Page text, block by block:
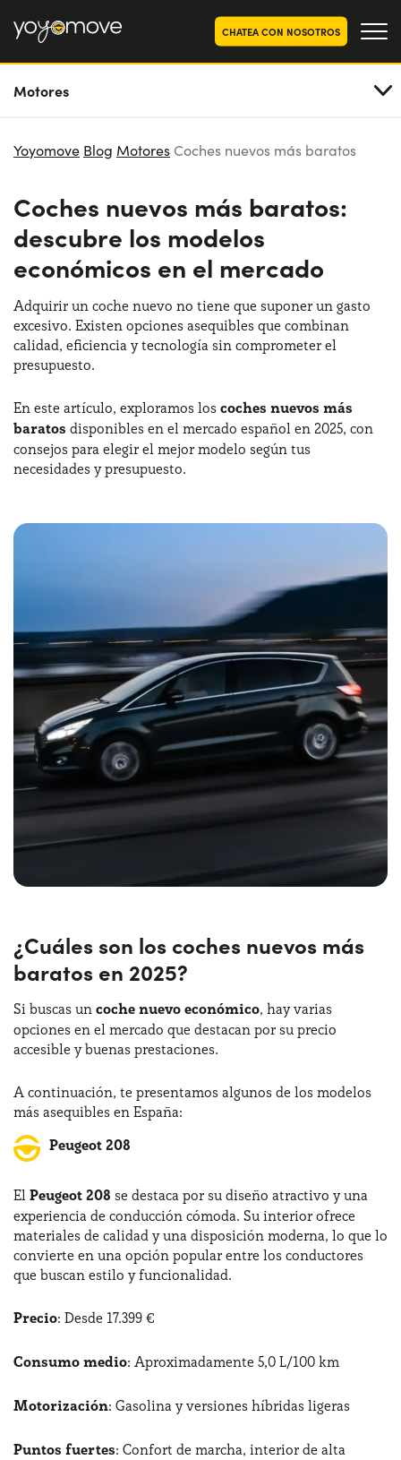
CHATEA CON NOSOTROS
OFERTAS RENTING
SEGUNDA MANO
RENTING COCHES POR MESES
YoyoNow
QUIENES SOMOS
Nuestra historia
Trabaja con nosotros
CÓMO FUNCIONA
POR QUÉ CONVIENE
¿Necesitas ayuda? +34672028071
Motores
Yoyomove Blog MotoresCoches nuevos más baratos
Coches nuevos más baratos:
descubre los modelos
económicos en el mercado
Adquirir un coche nuevo no tiene que suponer un gasto
excesivo. Existen opciones asequibles que combinan
calidad, eficiencia y tecnología sin comprometer el
presupuesto.
En este artículo, exploramos los coches nuevos más
baratos disponibles en el mercado español en 2025, con
consejos para elegir el mejor modelo según tus
necesidades y presupuesto.
¿Cuáles son los coches nuevos más
baratos en 2025?
Si buscas un coche nuevo económico, hay varias
opciones en el mercado que destacan por su precio
accesible y buenas prestaciones.
A continuación, te presentamos algunos de los modelos
más asequibles en España:
Peugeot 208
El Peugeot 208 se destaca por su diseño atractivo y una
experiencia de conducción cómoda. Su interior ofrece
materiales de calidad y una disposición moderna, lo que lo
convierte en una opción popular entre los conductores
que buscan estilo y funcionalidad.
Precio: Desde 17.399 €
Consumo medio: Aproximadamente 5,0 L/100 km
Motorización: Gasolina y versiones híbridas ligeras
Puntos fuertes: Confort de marcha, interior de alta